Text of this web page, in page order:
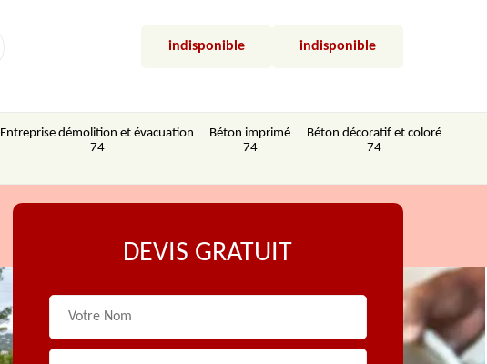
indisponible indisponible
Entreprise démolition et évacuation
74
Béton imprimé
74
Béton décoratif et coloré
74
DEVIS GRATUIT